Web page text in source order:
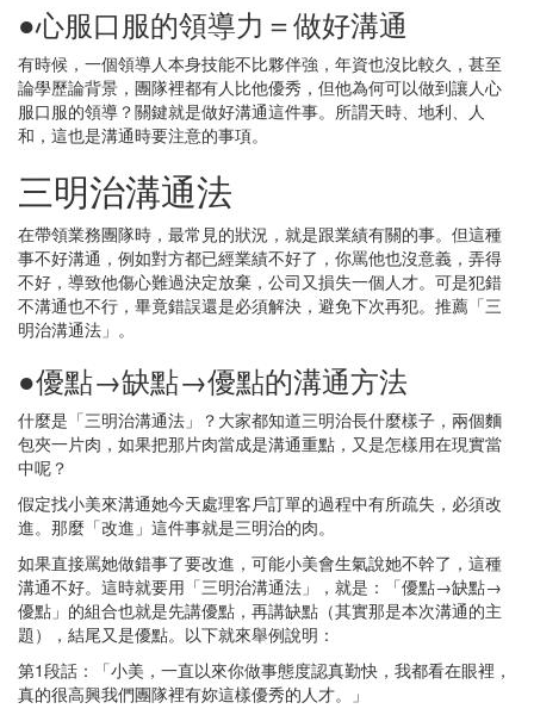
●心服口服的領導力＝做好溝通
有時候，一個領導人本身技能不比夥伴強，年資也沒比較久，甚至
論學歷論背景，團隊裡都有人比他優秀，但他為何可以做到讓人心
服口服的領導？關鍵就是做好溝通這件事。所謂天時、地利、人
和，這也是溝通時要注意的事項。
三明治溝通法
在帶領業務團隊時，最常見的狀況，就是跟業績有關的事。但這種
事不好溝通，例如對方都已經業績不好了，你罵他也沒意義，弄得
不好，導致他傷心難過決定放棄，公司又損失一個人才。可是犯錯
不溝通也不行，畢竟錯誤還是必須解決，避免下次再犯。推薦「三
明治溝通法」。
●優點→缺點→優點的溝通方法
什麼是「三明治溝通法」？大家都知道三明治長什麼樣子，兩個麵
包夾一片肉，如果把那片肉當成是溝通重點，又是怎樣用在現實當
中呢？
假定找小美來溝通她今天處理客戶訂單的過程中有所疏失，必須改
進。那麼「改進」這件事就是三明治的肉。
如果直接罵她做錯事了要改進，可能小美會生氣說她不幹了，這種
溝通不好。這時就要用「三明治溝通法」，就是：「優點→缺點→
優點」的組合也就是先講優點，再講缺點（其實那是本次溝通的主
題），結尾又是優點。以下就來舉例說明：
第1段話：「小美，一直以來你做事態度認真勤快，我都看在眼裡，
真的很高興我們團隊裡有妳這樣優秀的人才。」